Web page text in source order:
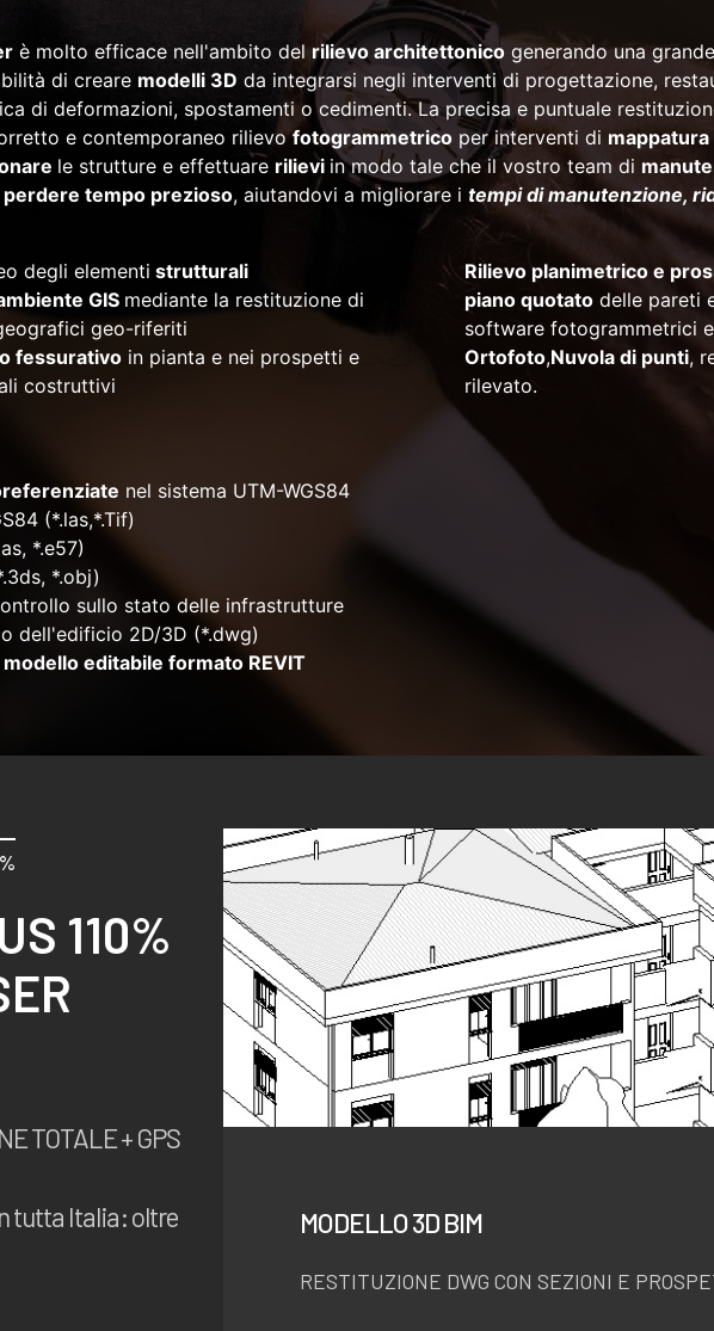
è molto efficace nell'ambito del rilievo architettonico generando una
di creare modelli 3D da integrarsi negli interventi di progettazione,
di deformazioni, spostamenti o cedimenti. La precisa e puntuale
e contemporaneo rilievofotogrammetrico per interventi di
le strutture e effettuare rilievi in modo tale che il vostro team di
perdere tempo prezioso, aiutandovi a migliorare i tempi di manutenzione,
degli elementi strutturali
GIS mediante la restituzione di
geo-riferiti
fessurativo in pianta e nei prospetti e
costruttivi
Rilievo planimetrico e
piano quotato delle pareti
software fotogrammetrici
Ortofoto,Nuvola di punti,
rilevato.
nel sistema UTM-WGS84
(*.las,*.Tif)
*.e57)
*.obj)
sullo stato delle infrastrutture
dell'edificio 2D/3D (*.dwg)
editabile formato REVIT
110%
TOTALE + GPS
tutta Italia: oltre
MODELLO 3D BIM
RESTITUZIONE DWG CON SEZIONI E